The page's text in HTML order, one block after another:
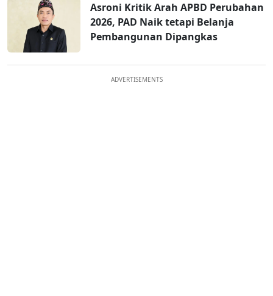
Asroni Kritik Arah APBD Perubahan
2026, PAD Naik tetapi Belanja
Pembangunan Dipangkas
ADVERTISEMENTS